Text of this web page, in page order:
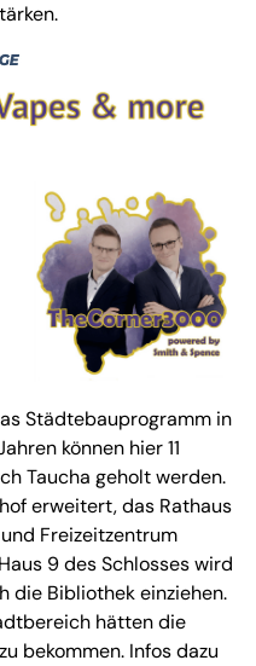
Städtebauprogramm in
können hier 11
Taucha geholt werden.
erweitert, das Rathaus
Freizeitzentrum
9 des Schlosses wird
die Bibliothek einziehen.
hätten die
bekommen. Infos dazu